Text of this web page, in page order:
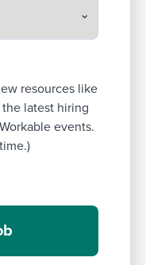
resources like
latest hiring
events.